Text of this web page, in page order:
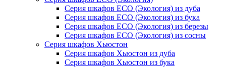
Серия шкафов ECO (Экология) из дуба
Серия шкафов ECO (Экология) из бука
Серия шкафов ECO (Экология) из березы
Серия шкафов ECO (Экология) из сосны
Серия шкафов Хьюстон
Серия шкафов Хьюстон из дуба
Серия шкафов Хьюстон из бука